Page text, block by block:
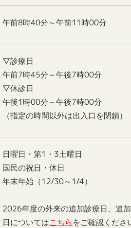
午前8時40分～午前11時00分
▽診療日
午前7時45分～午後7時00分
▽休診日
午後1時00分～午後7時00分
（指定の時間以外は出入口を閉鎖）
日曜日・第1・3土曜日
国民の祝日・休日
年末年始（12/30～1/4）
2026年度の外来の追加診療日、追
日についてはこちらをご確認くださ